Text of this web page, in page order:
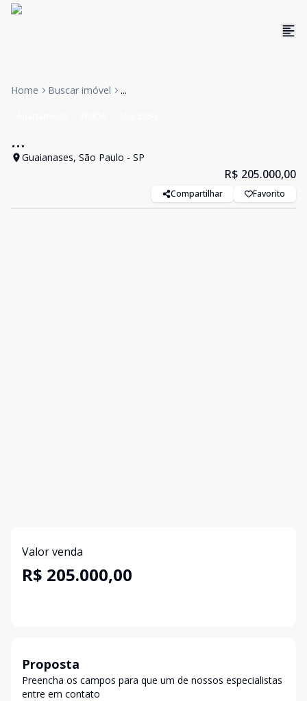
Home Buscar imóvel ...
...
Guaianases, São Paulo - SP
R$ 205.000,00
Compartilhar Favorito
Valor venda
R$ 205.000,00
Proposta
Preencha os campos para que um de nossos especialistas
entre em contato